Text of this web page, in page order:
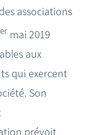
associations
er mai 2019
aux
qui exercent
Son
prévoit